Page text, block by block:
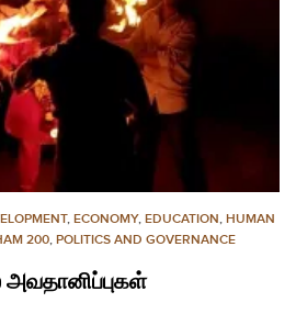
, ECONOMY, EDUCATION, HUMAN
200, POLITICS AND GOVERNANCE